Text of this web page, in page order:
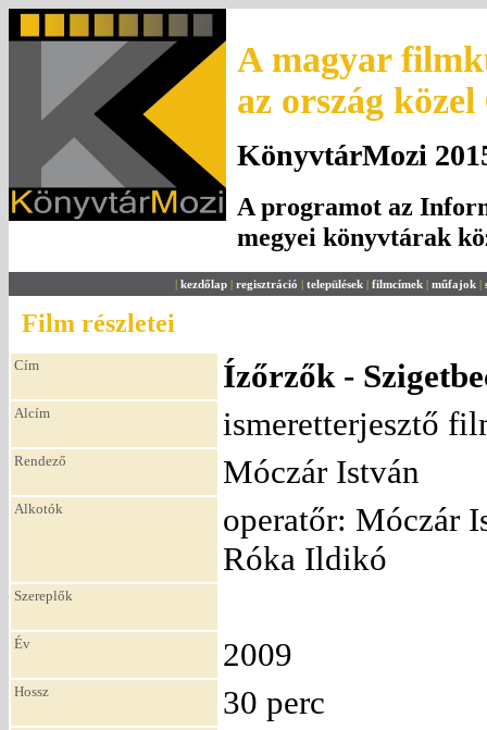
A magyar
az ország
KönyvtárMozi
A programot az
megyei könyvtárak
| kezdőlap | regisztráció | települések | filmcímek | műfajok |
Film részletei
Cím Ízőrzők -
Alcím ismeretterjesztő
Rendező Móczár István
Alkotók
operatőr: Móczár
Róka Ildikó
Szereplők
Év 2009
Hossz 30 perc